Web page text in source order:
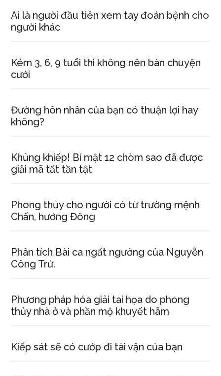
Ai là người đầu tiên xem tay đoán bệnh cho
người khác
Kém 3, 6, 9 tuổi thì không nên bàn chuyện
cưới
Đường hôn nhân của bạn có thuận lợi hay
không?
Khủng khiếp! Bí mật 12 chòm sao đã được
giải mã tất tần tật
Phong thủy cho người có từ trường mệnh
Chấn, hướng Đông
Phân tích Bài ca ngất ngưởng của Nguyễn
Công Trứ.
Phương pháp hóa giải tai họa do phong
thủy nhà ở và phần mộ khuyết hãm
Kiếp sát sẽ có cướp đi tài vận của bạn